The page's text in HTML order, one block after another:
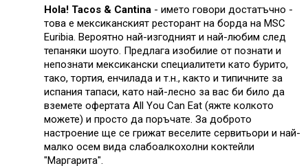
Hola! Tacos & Cantina- името говори достатъчно -
това е мексиканският ресторант на борда на MSC
Euribia. Вероятно най-изгодният и най-любим след
тепаняки шоуто. Предлага изобилие от познати и
непознати мексикански специалитети като бурито,
тако, тортия, енчилада и т.н., както и типичните за
испания тапаси, като най-лесно за вас би било да
вземете офертата All You Can Eat (яжте колкото
можете) и просто да поръчате. За доброто
настроение ще се грижат веселите сервитьори и най-
малко осем вида слабоалкохолни коктейли
"Маргарита".